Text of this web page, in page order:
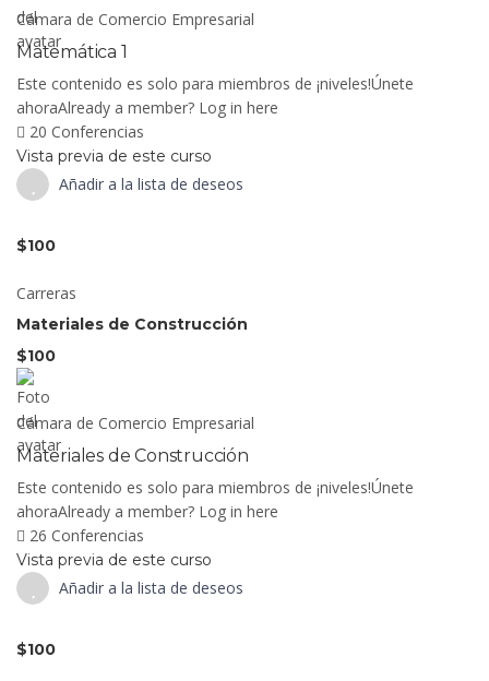
Cámara de Comercio Empresarial
Matemática 1
Este contenido es solo para miembros de ¡niveles!Únete
ahoraAlready a member? Log in here
20 Conferencias
Vista previa de este curso
Añadir a la lista de deseos
$100
Carreras
Materiales de Construcción
$100
Cámara de Comercio Empresarial
Materiales de Construcción
Este contenido es solo para miembros de ¡niveles!Únete
ahoraAlready a member? Log in here
26 Conferencias
Vista previa de este curso
Añadir a la lista de deseos
$100